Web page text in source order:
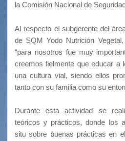
la Comisión Nacional de
Al respecto el subgerente del
de SQM Yodo Nutrición
“para nosotros fue muy
creemos fielmente que educar a
una cultura vial, siendo ellos
tanto con su familia como su
Durante esta actividad se
teóricos y prácticos, donde los
situ sobre buenas prácticas en